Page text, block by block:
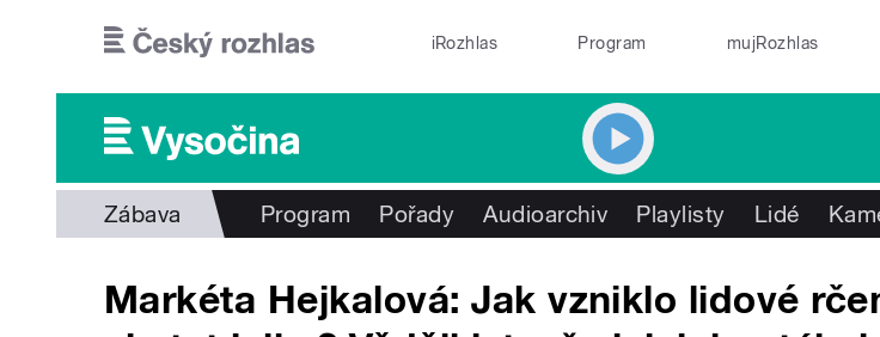
iRozhlas Program mujRozhlas
Zábava Program Pořady Audioarchiv Playlisty Lidé
Markéta Hejkalová: Jak vzniklo lidové